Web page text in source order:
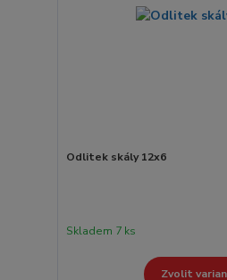
Odlitek skály 12x6
Skladem 7 ks
Zvolit